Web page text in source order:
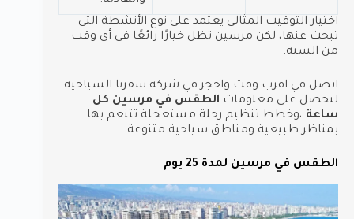
اختيار التوقيت المثالي يعتمد على نوع الأنشطة التي
تبحث عنها، لكن مرسين تظل خيارًا رائعًا في أي وقت
من السنة.
اتصل في اقرب وقت واحجز في شركة سفرنا السياحية
لتحصل على معلومات الطقس في مرسين كل
ساعة ،وخطط تنظيم رحلة مستعجلة تتنعم بها
بمناظر طبيعية ومناطق سياحية متنوعة.
الطقس في مرسين لمدة 25 يوم